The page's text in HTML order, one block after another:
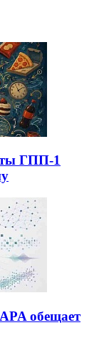
ГПП-1
обещает